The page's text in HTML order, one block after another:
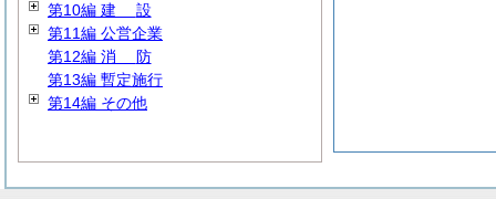
第10編 建 設
第11編 公営企業
第12編 消 防
第13編 暫定施行
第14編 その他